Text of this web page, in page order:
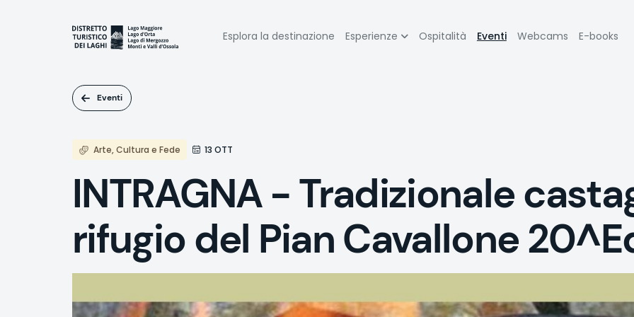
Navigazione
Esplora la destinazione Esperienze Ospitalità Eventi Webcams E-books
Eventi
Arte, Cultura e Fede 13 OTT
INTRAGNA - Tradizionale
rifugio del Pian Cavallone